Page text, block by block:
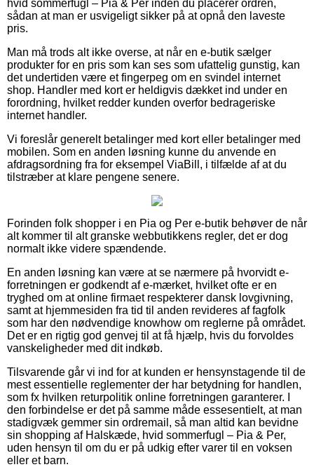
hvid sommerfugl – Pia & Per inden du placerer ordren,
sådan at man er usvigeligt sikker på at opnå den laveste
pris.
Man må trods alt ikke overse, at når en e-butik sælger
produkter for en pris som kan ses som ufattelig gunstig, kan
det undertiden være et fingerpeg om en svindel internet
shop. Handler med kort er heldigvis dækket ind under en
forordning, hvilket redder kunden overfor bedrageriske
internet handler.
Vi foreslår generelt betalinger med kort eller betalinger med
mobilen. Som en anden løsning kunne du anvende en
afdragsordning fra for eksempel ViaBill, i tilfælde af at du
tilstræber at klare pengene senere.
Forinden folk shopper i en Pia og Per e-butik behøver de når
alt kommer til alt granske webbutikkens regler, det er dog
normalt ikke videre spændende.
En anden løsning kan være at se nærmere på hvorvidt e-
forretningen er godkendt af e-mærket, hvilket ofte er en
tryghed om at online firmaet respekterer dansk lovgivning,
samt at hjemmesiden fra tid til anden revideres af fagfolk
som har den nødvendige knowhow om reglerne på området.
Det er en rigtig god genvej til at få hjælp, hvis du forvoldes
vanskeligheder med dit indkøb.
Tilsvarende går vi ind for at kunden er hensynstagende til de
mest essentielle reglementer der har betydning for handlen,
som fx hvilken returpolitik online forretningen garanterer. I
den forbindelse er det på samme måde essesentielt, at man
stadigvæk gemmer sin ordremail, så man altid kan bevidne
sin shopping af Halskæde, hvid sommerfugl – Pia & Per,
uden hensyn til om du er på udkig efter varer til en voksen
eller et barn.